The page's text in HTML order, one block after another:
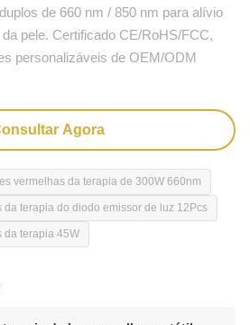
de 660 nm / 850 nm para alívio
pele. Certificado CE/RoHS/FCC,
personalizáveis ​​de OEM/ODM
Agora
vermelhas da terapia de 300W 660nm
terapia do diodo emissor de luz 12Pcs
da terapia 45W